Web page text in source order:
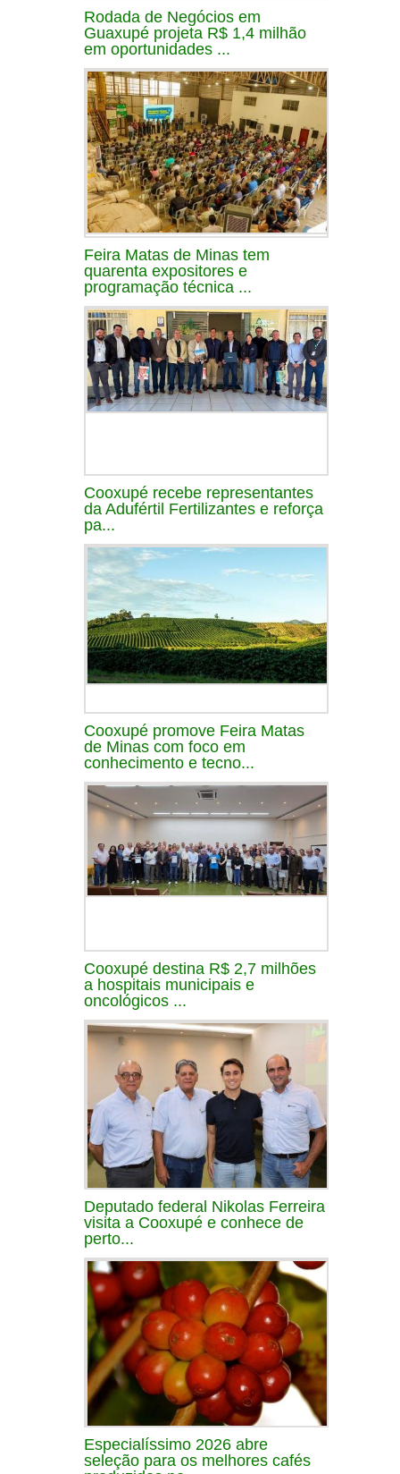
Rodada de Negócios em
Guaxupé projeta R$ 1,4 milhão
em oportunidades ...
Feira Matas de Minas tem
quarenta expositores e
programação técnica ...
Cooxupé recebe representantes
da Adufértil Fertilizantes e reforça
pa...
Cooxupé promove Feira Matas
de Minas com foco em
conhecimento e tecno...
Cooxupé destina R$ 2,7 milhões
a hospitais municipais e
oncológicos ...
Deputado federal Nikolas Ferreira
visita a Cooxupé e conhece de
perto...
Especialíssimo 2026 abre
seleção para os melhores cafés